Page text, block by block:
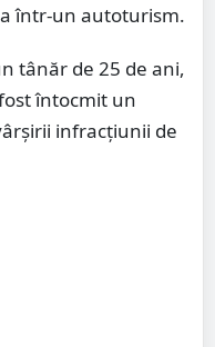
într-un autoturism.
tânăr de 25 de ani,
întocmit un
infracțiunii de